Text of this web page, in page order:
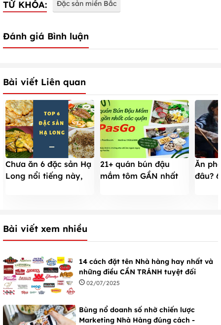
TỪ KHÓA: Đặc sản miền Bắc
Đánh giá Bình luận
Bài viết Liên quan
Chưa ăn 6 đặc sản Hạ
Long nổi tiếng này,
21+ quán bún đậu
mắm tôm GẦN nhất
Ăn
đâu?
Bài viết xem nhiều
14 cách đặt tên Nhà hàng hay nhất và
những điều CẦN TRÁNH tuyệt đối
02/07/2025
Bùng nổ doanh số nhờ chiến lược
Marketing Nhà Hàng đúng cách -